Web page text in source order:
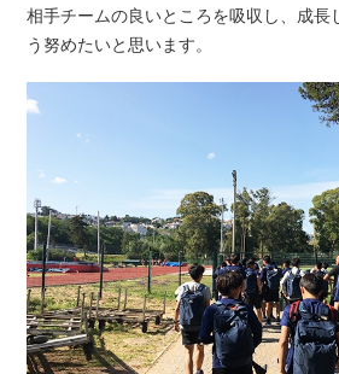
相手チームの良いところを吸収し、成長
う努めたいと思います。